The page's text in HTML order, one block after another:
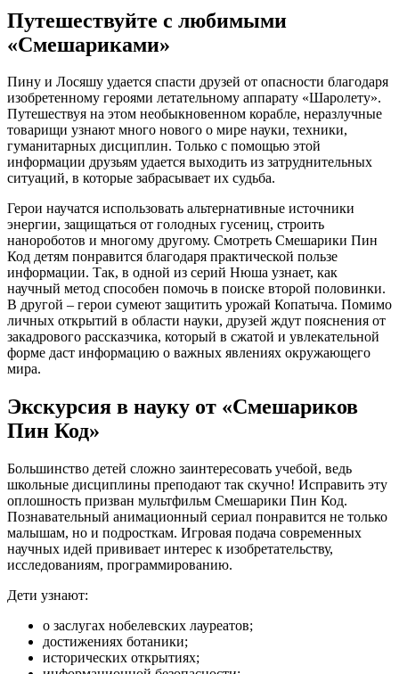
Путешествуйте с любимыми
«Смешариками»
Пину и Лосяшу удается спасти друзей от опасности благодаря
изобретенному героями летательному аппарату «Шаролету».
Путешествуя на этом необыкновенном корабле, неразлучные
товарищи узнают много нового о мире науки, техники,
гуманитарных дисциплин. Только с помощью этой
информации друзьям удается выходить из затруднительных
ситуаций, в которые забрасывает их судьба.
Герои научатся использовать альтернативные источники
энергии, защищаться от голодных гусениц, строить
нанороботов и многому другому. Смотреть Смешарики Пин
Код детям понравится благодаря практической пользе
информации. Так, в одной из серий Нюша узнает, как
научный метод способен помочь в поиске второй половинки.
В другой – герои сумеют защитить урожай Копатыча. Помимо
личных открытий в области науки, друзей ждут пояснения от
закадрового рассказчика, который в сжатой и увлекательной
форме даст информацию о важных явлениях окружающего
мира.
Экскурсия в науку от «Смешариков
Пин Код»
Большинство детей сложно заинтересовать учебой, ведь
школьные дисциплины преподают так скучно! Исправить эту
оплошность призван мультфильм Смешарики Пин Код.
Познавательный анимационный сериал понравится не только
малышам, но и подросткам. Игровая подача современных
научных идей прививает интерес к изобретательству,
исследованиям, программированию.
Дети узнают:
о заслугах нобелевских лауреатов;
достижениях ботаники;
исторических открытиях;